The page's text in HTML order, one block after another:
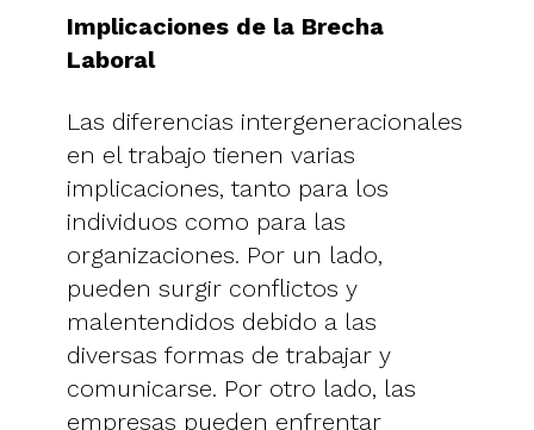
Implicaciones de la Brecha
Laboral
Las diferencias intergeneracionales
en el trabajo tienen varias
implicaciones, tanto para los
individuos como para las
organizaciones. Por un lado,
pueden surgir conflictos y
malentendidos debido a las
diversas formas de trabajar y
comunicarse. Por otro lado, las
empresas pueden enfrentar